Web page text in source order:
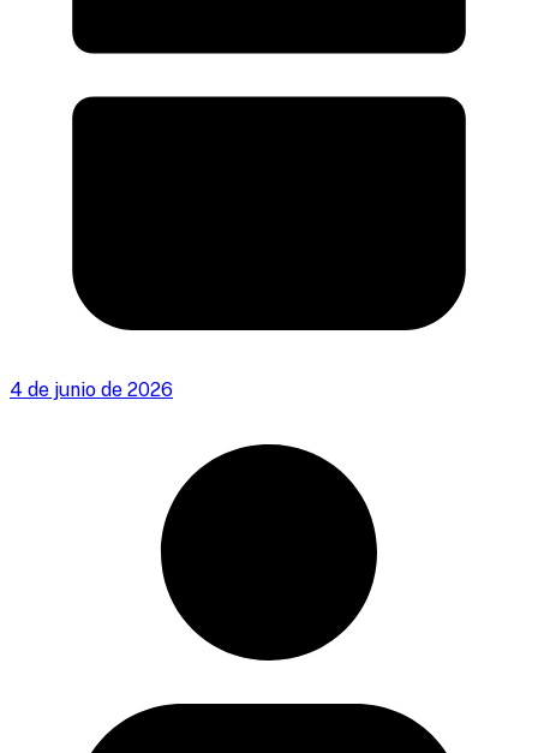
4 de junio de 2026